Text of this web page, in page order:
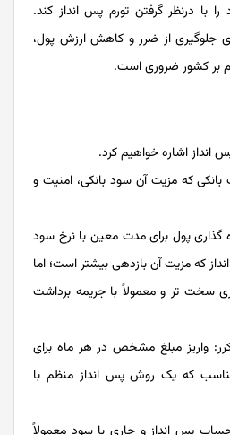
با درنظر گرفتن تورم پس انداز کند.
جلوگیری از ضرر و کاهش ارزش پول،
بر کشور ضروری است.
انداز اشاره خواهیم کرد.
که مزیت آن سود بانکی، امنیت و
گذاری پول برای مدت معین با نرخ سود
که مزیت آن بازدهی بیشتر است؛ اما
سخت تر و معمولاً با جریمه برداشت
واریز مبلغ مشخص در هر ماه برای
که یک روش پس انداز منظم با